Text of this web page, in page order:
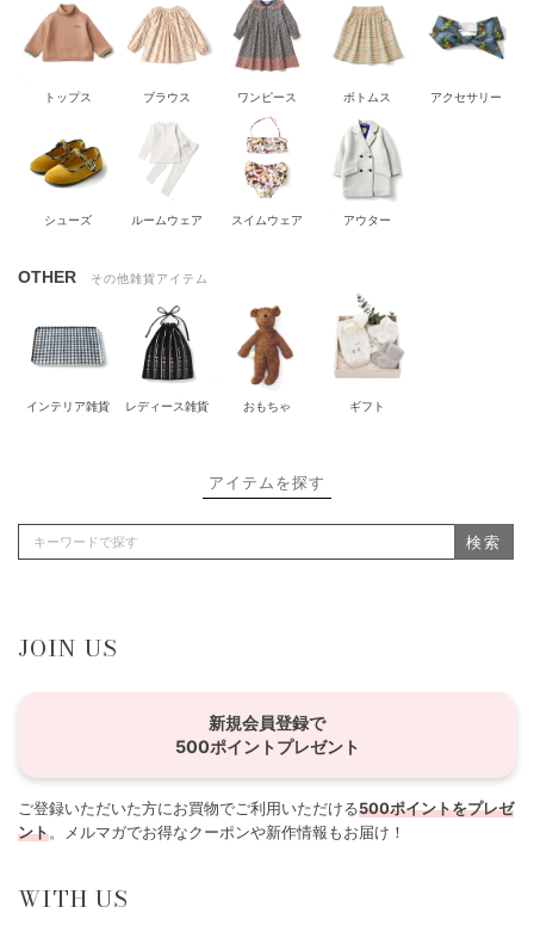
トップス ブラウス ワンピース ボトムス アクセサリー
シューズ ルームウェア スイムウェア アウター
OTHER その他雑貨アイテム
インテリア雑貨 レディース雑貨 おもちゃ ギフト
アイテムを探す
検索
JOIN US
新規会員登録で
500ポイントプレゼント
ご登録いただいた方にお買物でご利用いただける500ポイントをプレゼ
ント。メルマガでお得なクーポンや新作情報もお届け！
WITH US